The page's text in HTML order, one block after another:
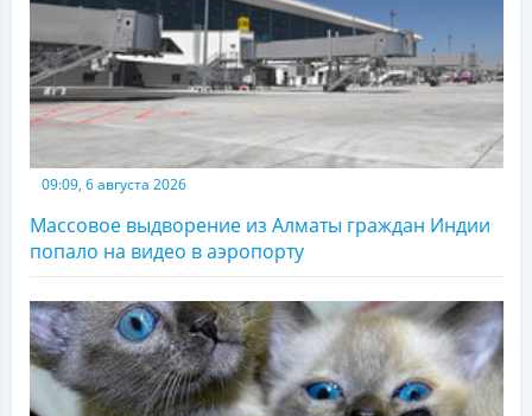
09:09, 6 августа 2026
Массовое выдворение из Алматы граждан Индии
попало на видео в аэропорту